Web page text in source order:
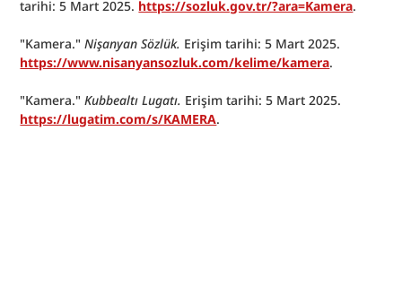
tarihi: 5 Mart 2025. https://sozluk.gov.tr/?ara=Kamera.
"Kamera." Nişanyan Sözlük.
https://www.nisanyansozluk.com/kelime/kamera.
"Kamera." Kubbealtı Lugatı.
https://lugatim.com/s/KAMERA.